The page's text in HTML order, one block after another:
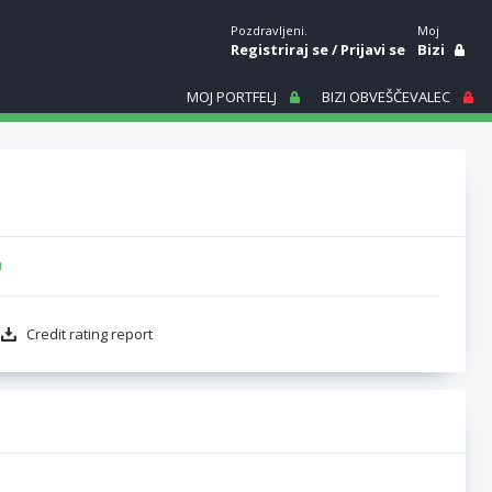
Pozdravljeni.
Registriraj se/Prijavi se
Moj
Bizi
MOJ PORTFELJ BIZI OBVEŠČEVALEC
Credit rating report